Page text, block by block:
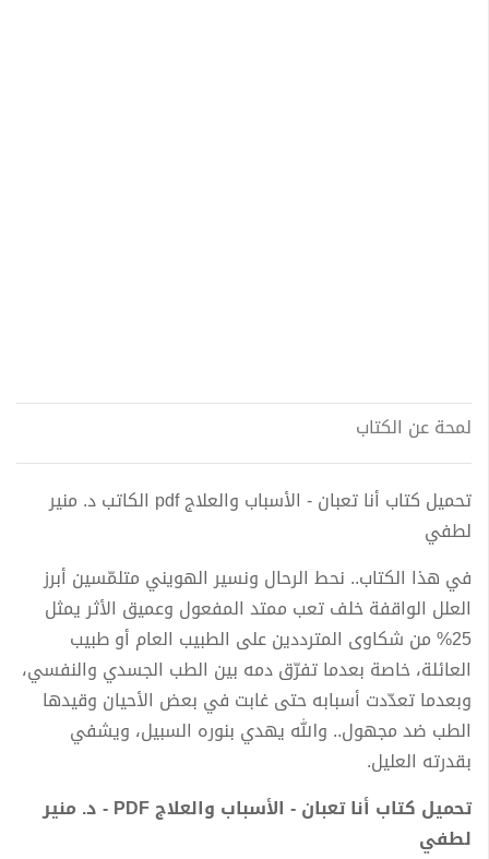
لمحة عن الكتاب
تحميل كتاب أنا تعبان - الأسباب والعلاج pdf الكاتب د. منير
لطفي
في هذا الكتاب.. نحط الرحال ونسير الهويني متلمّسين أبرز
العلل الواقفة خلف تعب ممتد المفعول وعميق الأثر يمثل
25% من شكاوى المترددين على الطبيب العام أو طبيب
العائلة، خاصة بعدما تفرّق دمه بين الطب الجسدي والنفسي،
وبعدما تعدّدت أسبابه حتى غابت في بعض الأحيان وقيدها
الطب ضد مجهول.. والله يهدي بنوره السبيل، ويشفي
بقدرته العليل.
تحميل كتاب أنا تعبان - الأسباب والعلاج PDF - د. منير
لطفي